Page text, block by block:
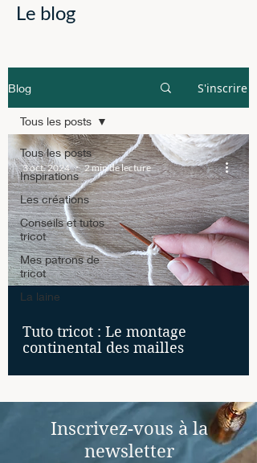
Le blog
Blog S'inscrire
Tous les posts
Inspirations
Les créations
Conseils et tutos
tricot
Mes patrons de
tricot
La laine
Tous les posts
Tuto tricot : Le montage
continental des mailles
3 oct. 2024 2 min de lecture
Inscrivez-vous à la
newsletter